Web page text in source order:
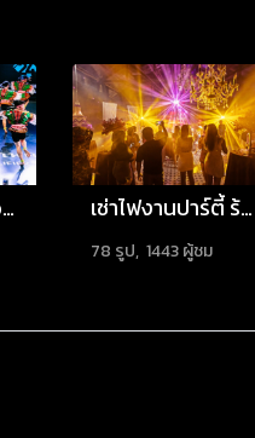
งานแข่งเต้น Super24 เช่าไฟงานปาร์ตี้ ร้านสุริยันจันทรา
78 รูป, 1443 ผู้ชม